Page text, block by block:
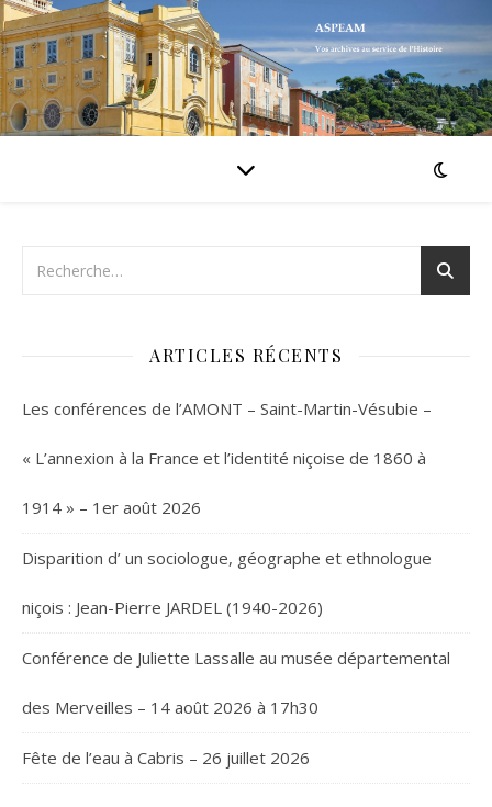
ARTICLES RÉCENTS
Les conférences de l’AMONT – Saint-Martin-Vésubie –
« L’annexion à la France et l’identité niçoise de 1860 à
1914 » – 1er août 2026
Disparition d’ un sociologue, géographe et ethnologue
niçois : Jean-Pierre JARDEL (1940-2026)
Conférence de Juliette Lassalle au musée départemental
des Merveilles – 14 août 2026 à 17h30
Fête de l’eau à Cabris – 26 juillet 2026